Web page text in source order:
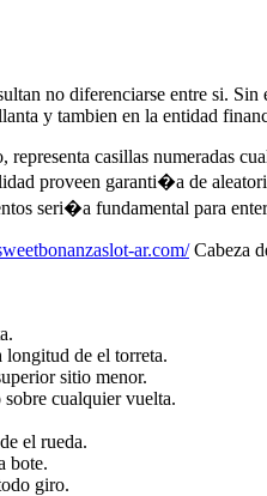
no diferenciarse entre si.
y tambien en la entidad
casillas numeradas
proveen garanti�a de
seri�a fundamental para
ar.com/Cabeza
longitud de el torreta.
sitio menor.
cualquier vuelta.
el rueda.
bote.
giro.